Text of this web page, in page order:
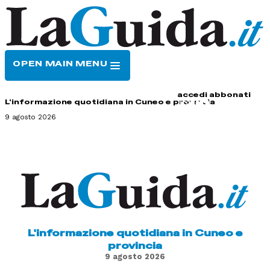
OPEN MAIN MENU
accedi abbonati
L'informazione quotidiana in Cuneo e provincia
9 agosto 2026
L'informazione quotidiana in Cuneo e
provincia
9 agosto 2026